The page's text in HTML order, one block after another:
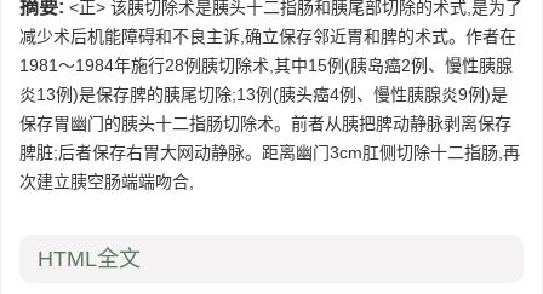
摘要: <正> 该胰切除术是胰头十二指肠和胰尾部切除的术式,是为了
减少术后机能障碍和不良主诉,确立保存邻近胃和脾的术式。作者在
1981～1984年施行28例胰切除术,其中15例(胰岛癌2例、慢性胰腺
炎13例)是保存脾的胰尾切除;13例(胰头癌4例、慢性胰腺炎9例)是
保存胃幽门的胰头十二指肠切除术。前者从胰把脾动静脉剥离保存
脾脏;后者保存右胃大网动静脉。距离幽门3cm肛侧切除十二指肠,再
次建立胰空肠端端吻合,
HTML全文